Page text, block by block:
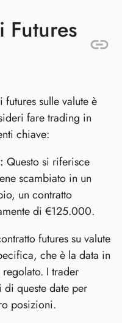
Futures
sulle valute è
fare trading in
chiave:
Questo si riferisce
scambiato in un
un contratto
di €125.000.
futures su valute
che è la data in
I trader
di queste date per
posizioni.